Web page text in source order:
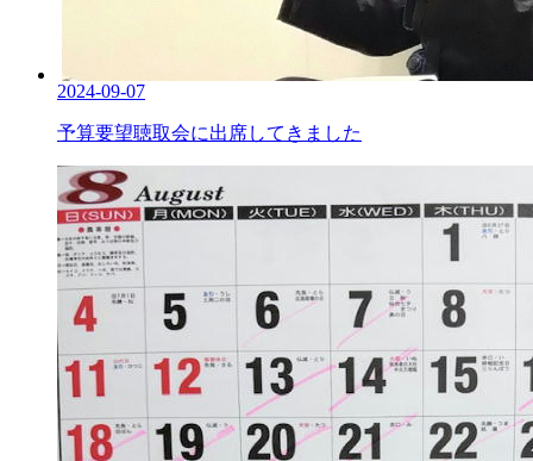
2024-09-07
予算要望聴取会に出席してきました